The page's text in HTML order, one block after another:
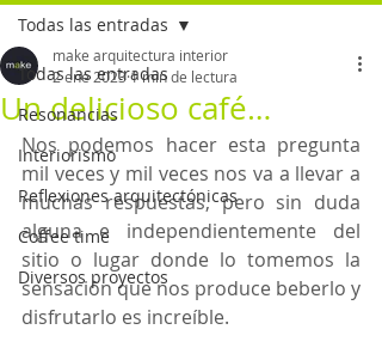
Todas las entradas
Resonancias
Interiorismo
Reflexiones arquitectónicas
Coffee time
Diversos proyectos
Todas las entradas
Un delicioso café…
make arquitectura interior
2 ene 20231 min de lectura
Nos podemos hacer esta pregunta
mil veces y mil veces nos va a llevar a
muchas respuestas, pero sin duda
alguna e independientemente del
sitio o lugar donde lo tomemos la
sensación que nos produce beberlo y
disfrutarlo es increíble.